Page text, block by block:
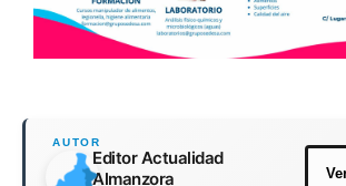
Editor Actualidad
Almanzora